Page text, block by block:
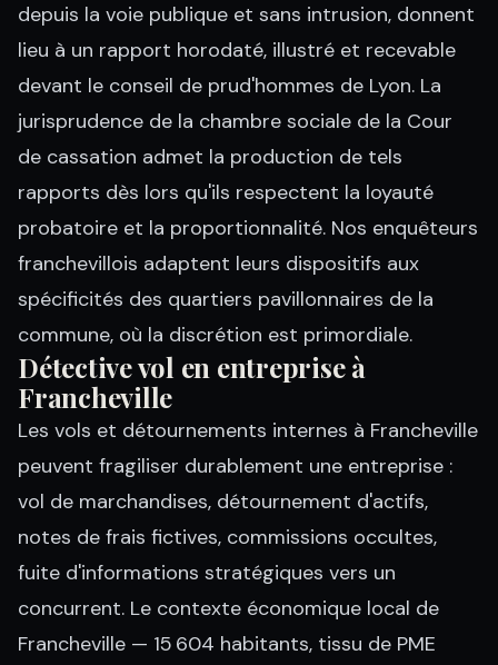
depuis la voie publique et sans intrusion, donnent
lieu à un rapport horodaté, illustré et recevable
devant le conseil de prud'hommes de Lyon. La
jurisprudence de la chambre sociale de la Cour
de cassation admet la production de tels
rapports dès lors qu'ils respectent la loyauté
probatoire et la proportionnalité. Nos enquêteurs
franchevillois adaptent leurs dispositifs aux
spécificités des quartiers pavillonnaires de la
commune, où la discrétion est primordiale.
Détective vol en entreprise à
Francheville
Les vols et détournements internes à Francheville
peuvent fragiliser durablement une entreprise :
vol de marchandises, détournement d'actifs,
notes de frais fictives, commissions occultes,
fuite d'informations stratégiques vers un
concurrent. Le contexte économique local de
Francheville — 15 604 habitants, tissu de PME